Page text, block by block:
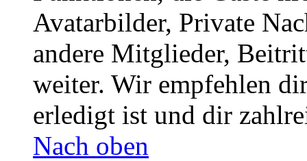
Avatarbilder, Private
andere Mitglieder,
weiter. Wir empfehlen
erledigt ist und dir
Nach oben